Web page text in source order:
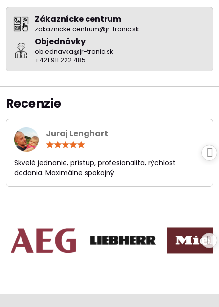
Zákaznícke centrum
zakaznicke.centrum@jr-tronic.sk
Objednávky
objednavka@jr-tronic.sk
+421 911 222 485
Recenzie
Juraj Lenghart
/
5
Skvelé jednanie, prístup, profesionalita, rýchlosť
dodania. Maximálne spokojný